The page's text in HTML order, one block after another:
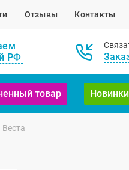
Отзывы Контакты
РФ
товар Новинки